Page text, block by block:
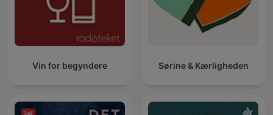
Vin for begyndere Sørine & Kærligheden